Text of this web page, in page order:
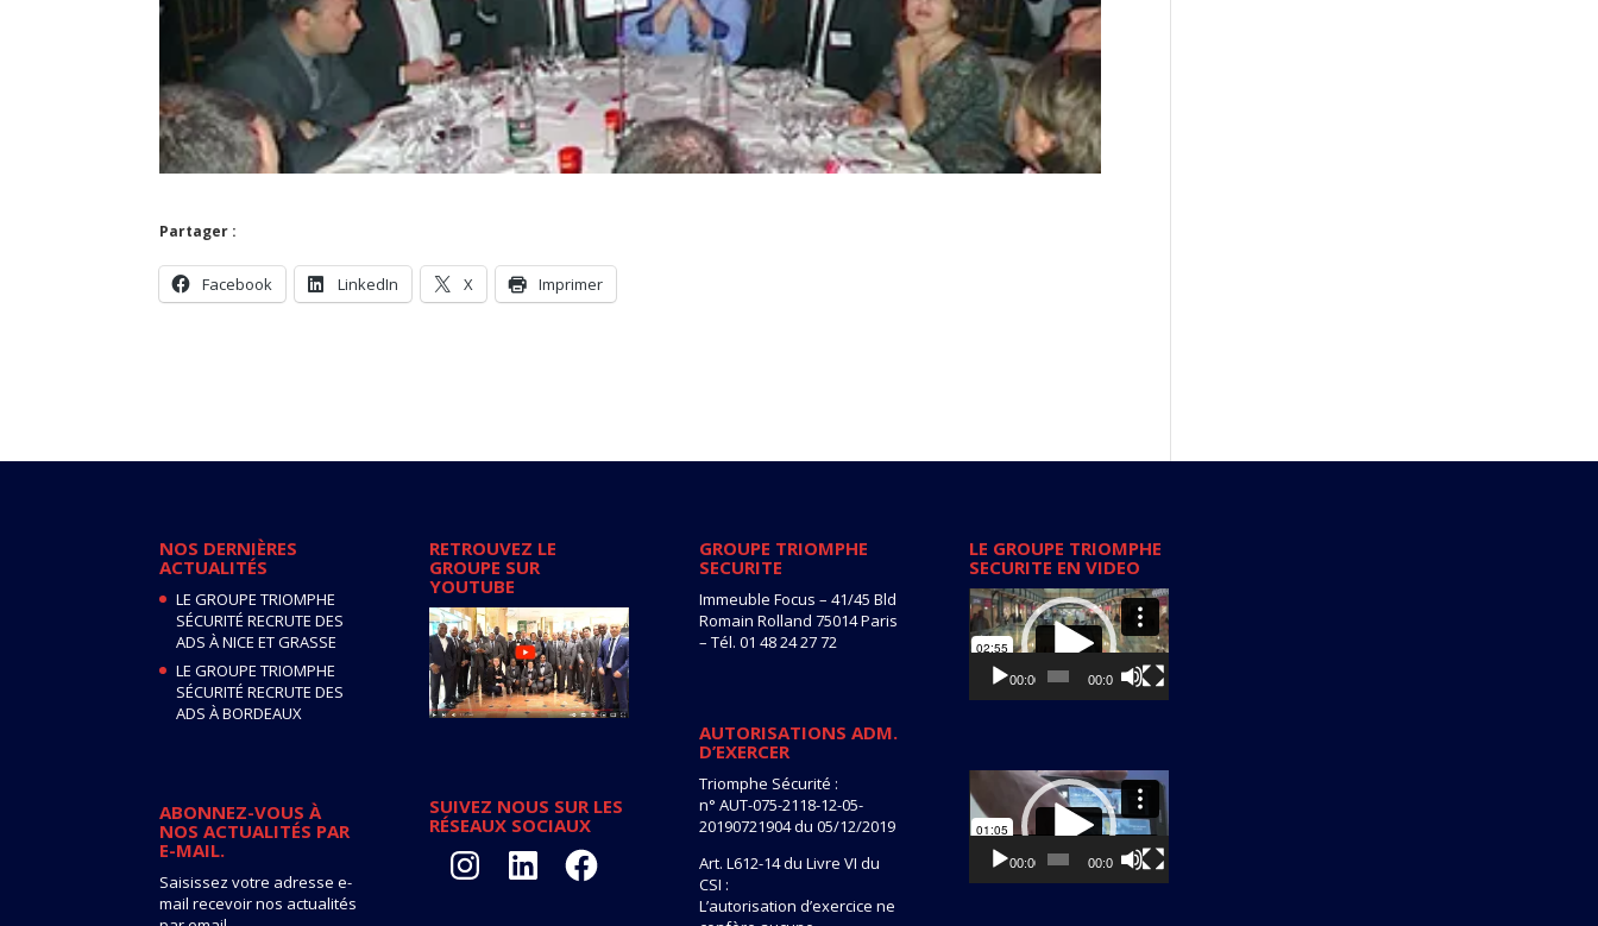
Partager :
Facebook LinkedIn X Imprimer
NOS DERNIÈRES
ACTUALITÉS
LE GROUPE TRIOMPHE
SÉCURITÉ RECRUTE DES
ADS À NICE ET GRASSE
LE GROUPE TRIOMPHE
SÉCURITÉ RECRUTE DES
ADS À BORDEAUX
ABONNEZ-VOUS À
NOS ACTUALITÉS PAR
E-MAIL.
Saisissez votre adresse e-
mail recevoir nos actualités
RETROUVEZ LE
GROUPE SUR
YOUTUBE
SUIVEZ NOUS SUR LES
RÉSEAUX SOCIAUX
InstagramLinkedIn Facebook
GROUPE TRIOMPHE
SECURITE
Immeuble Focus – 41/45 Bld
Romain Rolland 75014 Paris
– Tél. 01 48 24 27 72
AUTORISATIONS ADM.
D’EXERCER
Triomphe Sécurité :
n° AUT-075-2118-12-05-
20190721904 du 05/12/2019
Art. L612-14 du Livre VI du
CSI :
L’autorisation d’exercice ne
LE GROUPE TRIOMPHE
SECURITE EN VIDEO
Lecteur
vidéo
00:00 00:00
Lecteur
vidéo
00:00 00:00